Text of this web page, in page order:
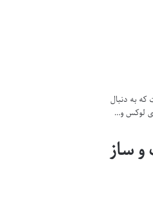
به دنبال
لوکس و…
ساز